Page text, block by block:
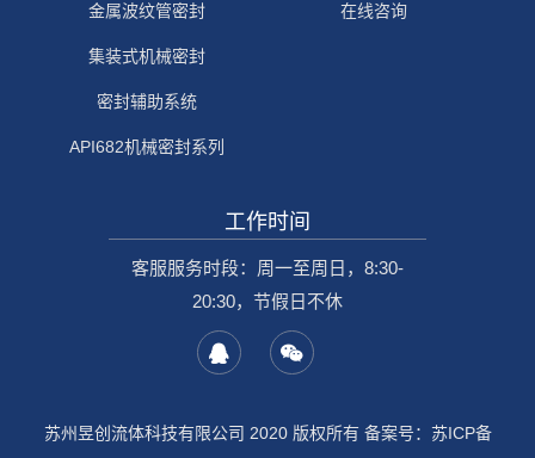
金属波纹管密封
集装式机械密封
密封辅助系统
API682机械密封系列
在线咨询
工作时间
客服服务时段：周一至周日，8:30-
20:30，节假日不休
苏州昱创流体科技有限公司 2020 版权所有 备案号： 苏ICP备